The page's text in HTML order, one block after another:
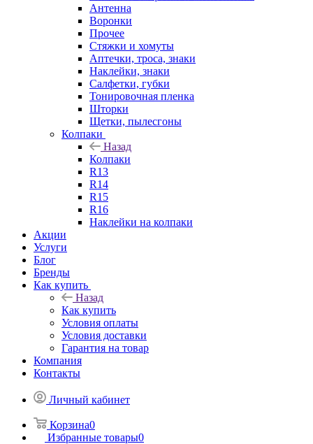
Антенна
Воронки
Прочее
Стяжки и хомуты
Аптечки, троса, знаки
Наклейки, знаки
Салфетки, губки
Тонировочная пленка
Шторки
Щетки, пылесгоны
Колпаки
Назад
Колпаки
R13
R14
R15
R16
Наклейки на колпаки
Акции
Услуги
Блог
Бренды
Как купить
Назад
Как купить
Условия оплаты
Условия доставки
Гарантия на товар
Компания
Контакты
Личный кабинет
Корзина0
Избранные товары0